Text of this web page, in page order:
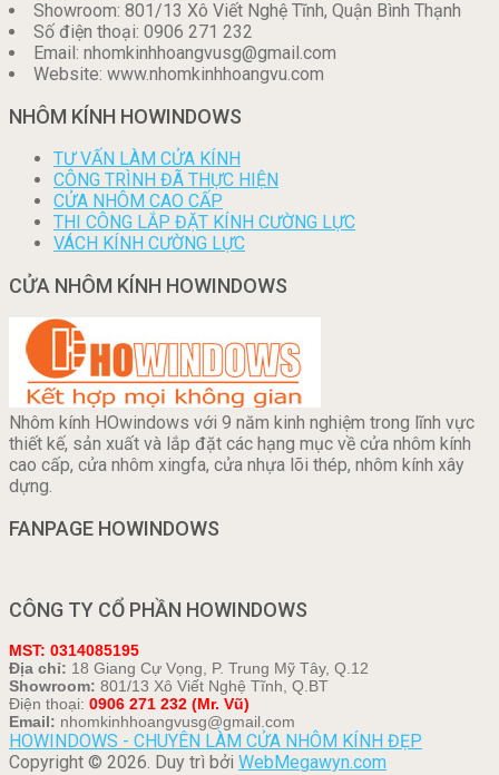
Showroom: 801/13 Xô Viết Nghệ Tĩnh, Quận Bình Thạnh
Số điện thoại: 0906 271 232
Email: nhomkinhhoangvusg@gmail.com
Website: www.nhomkinhhoangvu.com
NHÔM KÍNH HOWINDOWS
TƯ VẤN LÀM CỬA KÍNH
CÔNG TRÌNH ĐÃ THỰC HIỆN
CỬA NHÔM CAO CẤP
THI CÔNG LẮP ĐẶT KÍNH CƯỜNG LỰC
VÁCH KÍNH CƯỜNG LỰC
CỬA NHÔM KÍNH HOWINDOWS
Nhôm kính HOwindows với 9 năm kinh nghiệm trong lĩnh vực
thiết kế, sản xuất và lắp đặt các hạng mục về cửa nhôm kính
cao cấp, cửa nhôm xingfa, cửa nhựa lõi thép, nhôm kính xây
dựng.
FANPAGE HOWINDOWS
CÔNG TY CỔ PHẦN HOWINDOWS
MST: 0314085195
Địa chỉ: 18 Giang Cự Vọng, P. Trung Mỹ Tây, Q.12
Showroom: 801/13 Xô Viết Nghệ Tĩnh, Q.BT
Điện thoại: 0906 271 232 (Mr. Vũ)
Email: nhomkinhhoangvusg@gmail.com
HOWINDOWS - CHUYÊN LÀM CỬA NHÔM KÍNH ĐẸP
Copyright © 2026. Duy trì bởi WebMegawyn.com